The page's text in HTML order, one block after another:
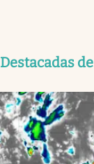
Destacadas